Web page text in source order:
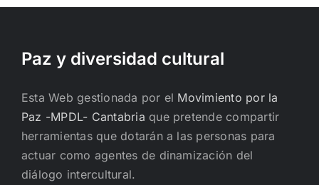
Paz y diversidad cultural
Esta Web gestionada por el Movimiento por la
Paz -MPDL- Cantabria que pretende compartir
herramientas que dotarán a las personas para
actuar como agentes de dinamización del
diálogo intercultural.